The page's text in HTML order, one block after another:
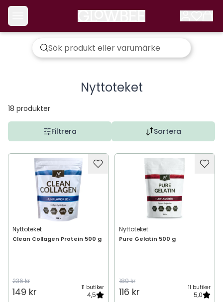
Nyttoteket
18 produkter
Filtrera Sortera
Nyttoteket
Clean Collagen Protein 500 g
236 kr
149 kr 11 butiker
4,5
Nyttoteket
Pure Gelatin 500 g
189 kr
116 kr 11 butiker
5,0